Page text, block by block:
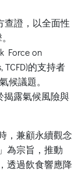
查證，以全面性
Force on
TCFD)的支持者
候議題。
揭露氣候風險與
，兼顧永續觀念
為宗旨，推動
透過飲食響應降